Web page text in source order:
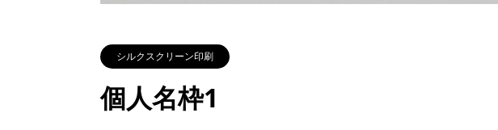
シルクスクリーン印刷
個人名枠1